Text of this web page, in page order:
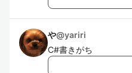
や@yariri
C#書きがち